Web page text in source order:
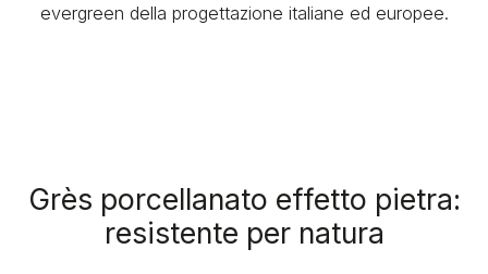
evergreen della progettazione italiane ed europee.
Grès porcellanato effetto pietra:
resistente per natura